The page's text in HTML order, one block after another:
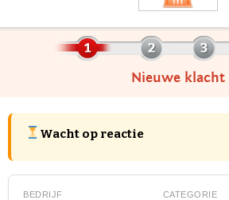
Nieuwe klacht
Wacht op reactie
BEDRIJF CATEGORIE